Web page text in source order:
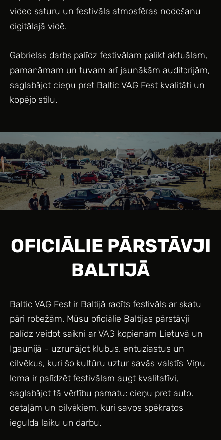
video saturu un festivāla atmosfēras nodošanu
digitālajā vidē.
Gabrielas darbs palīdz festivālam palikt aktuālam,
pamanāmam un tuvam arī jaunākām auditorijām,
saglabājot cieņu pret Baltic VAG Fest kvalitāti un
kopējo stilu.
OFICIĀLIE PĀRSTĀVJI
BALTIJĀ
Baltic VAG Fest ir Baltijā radīts festivāls ar skatu
pāri robežām. Mūsu oficiālie Baltijas pārstāvji
palīdz veidot saikni ar VAG kopienām Lietuvā un
Igaunijā - uzrunājot klubus, entuziastus un
cilvēkus, kuri šo kultūru uztur savās valstīs. Viņu
loma ir palīdzēt festivālam augt kvalitatīvi,
saglabājot tā vērtību pamatu: cieņu pret auto,
detaļām un cilvēkiem, kuri savos spēkratos
iegulda laiku un darbu.